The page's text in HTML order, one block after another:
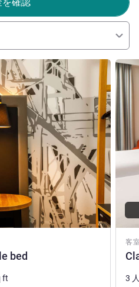
Airport.
your comfort and
whether you're here for
the nearby attractions and
bed
ft
客
詳細
3